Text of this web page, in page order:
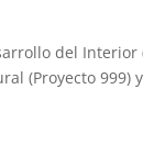
del Interior
(Proyecto 999)